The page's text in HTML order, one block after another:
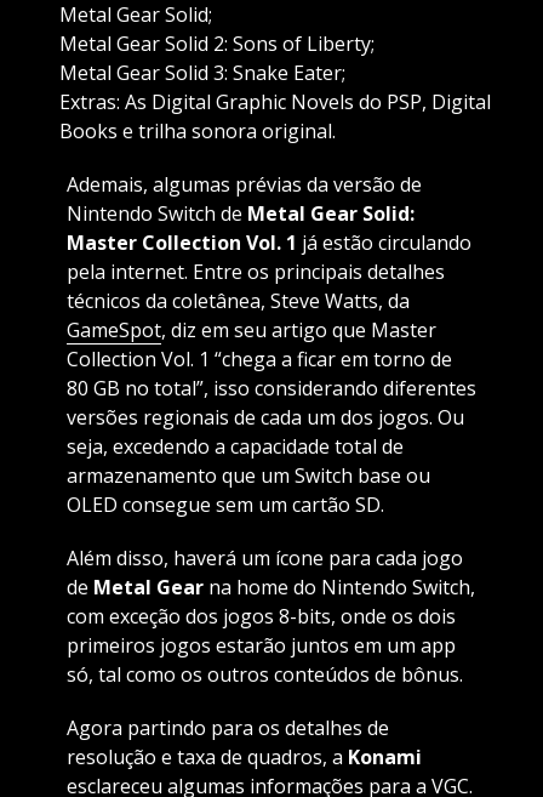
Metal Gear Solid;
Metal Gear Solid 2: Sons of Liberty;
Metal Gear Solid 3: Snake Eater;
Extras: As Digital Graphic Novels do PSP, Digital
Books e trilha sonora original.
Ademais, algumas prévias da versão de
Nintendo Switch de Metal Gear Solid:
Master Collection Vol. 1 já estão circulando
pela internet. Entre os principais detalhes
técnicos da coletânea, Steve Watts, da
GameSpot, diz em seu artigo que Master
Collection Vol. 1 “chega a ficar em torno de
80 GB no total”, isso considerando diferentes
versões regionais de cada um dos jogos. Ou
seja, excedendo a capacidade total de
armazenamento que um Switch base ou
OLED consegue sem um cartão SD.
Além disso, haverá um ícone para cada jogo
de Metal Gearna home do Nintendo Switch,
com exceção dos jogos 8-bits, onde os dois
primeiros jogos estarão juntos em um app
só, tal como os outros conteúdos de bônus.
Agora partindo para os detalhes de
resolução e taxa de quadros, a Konami
esclareceu algumas informações para a VGC.